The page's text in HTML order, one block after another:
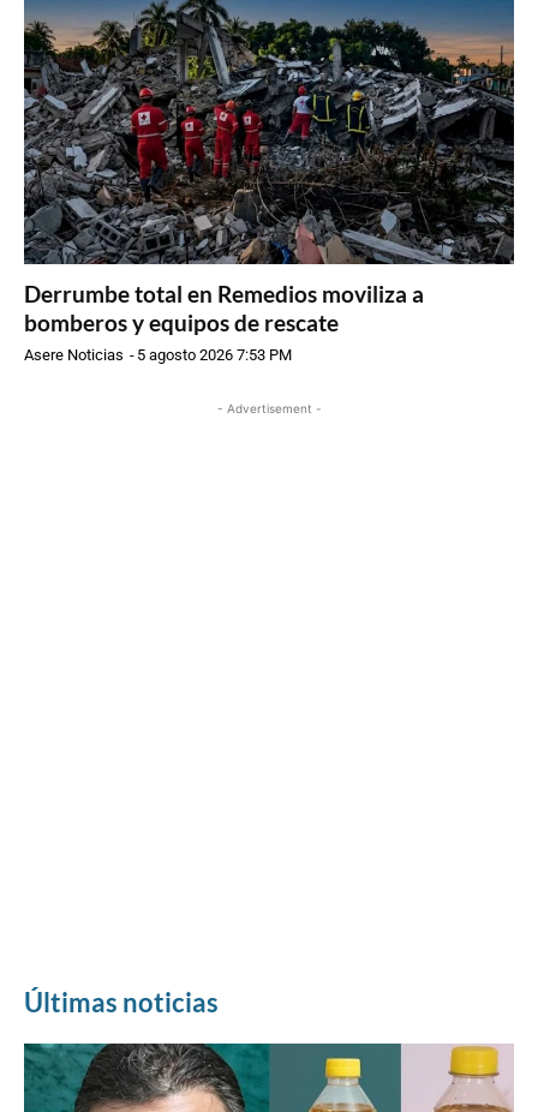
Derrumbe total en Remedios moviliza a
bomberos y equipos de rescate
Asere Noticias - 5 agosto 2026 7:53 PM
- Advertisement -
Últimas noticias